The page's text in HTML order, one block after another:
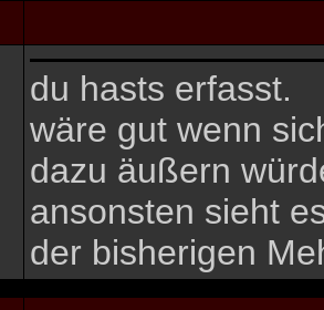
du hasts erfasst.
wäre gut wenn
dazu äußern
ansonsten sieht
der bisherigen